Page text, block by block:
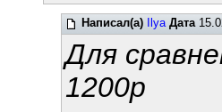
Написал(а) Ilya Дата
Для
1200р